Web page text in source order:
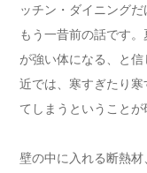
ッチン・ダイニング
もう一昔前の話です
が強い体になる、と
近では、寒すぎたり
てしまうということが
壁の中に入れる断熱